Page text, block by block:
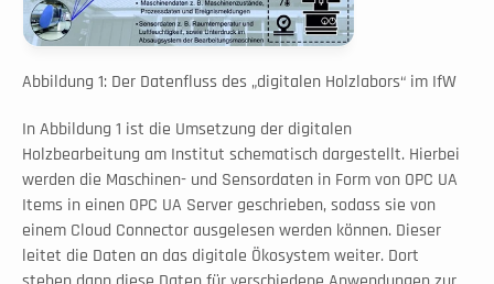
Abbildung 1: Der Datenfluss des „digitalen Holzlabors“ im IfW
In Abbildung 1 ist die Umsetzung der digitalen
Holzbearbeitung am Institut schematisch dargestellt. Hierbei
werden die Maschinen- und Sensordaten in Form von OPC UA
Items in einen OPC UA Server geschrieben, sodass sie von
einem Cloud Connector ausgelesen werden können. Dieser
leitet die Daten an das digitale Ökosystem weiter. Dort